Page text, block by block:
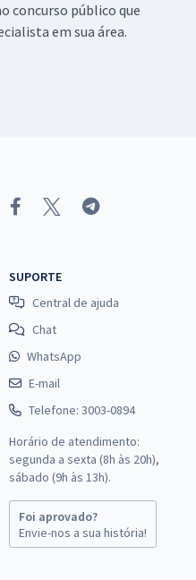
concurso público que
em sua área.
SUPORTE
Central de ajuda
Chat
WhatsApp
E-mail
Telefone: 3003-0894
Horário de atendimento:
segunda a sexta (8h às 20h),
sábado (9h às 13h).
Foi aprovado?
Envie-nos a sua história!